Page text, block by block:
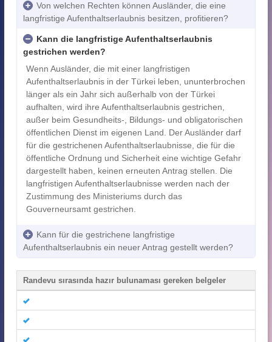
Von welchen Rechten können Ausländer, die eine
langfristige Aufenthaltserlaubnis besitzen, profitieren?
Kann die langfristige Aufenthaltserlaubnis
gestrichen werden?
Wenn Ausländer, die mit einer langfristigen
Aufenthaltserlaubnis in der Türkei leben, ununterbrochen
länger als ein Jahr sich außerhalb von der Türkei
aufhalten, wird ihre Aufenthaltserlaubnis gestrichen,
außer beim Gesundheits-, Bildungs- und obligatorischen
öffentlichen Dienst im eigenen Land. Der Ausländer darf
für die gestrichenen Aufenthaltserlaubnisse, die für die
öffentliche Ordnung und Sicherheit eine wichtige Gefahr
dargestellt haben, keinen erneuten Antrag stellen. Die
langfristigen Aufenthaltserlaubnisse werden nach der
Zustimmung des Ministeriums durch das
Gouverneursamt gestrichen.
Kann für die gestrichene langfristige
Aufenthaltserlaubnis ein neuer Antrag gestellt werden?
Randevu sırasında hazır bulunaması gereken belgeler